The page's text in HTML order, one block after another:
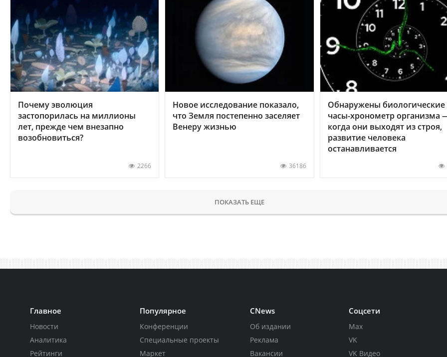
Почему эволюция
застопорилась на миллионы
лет, прежде чем внезапно
возобновиться?
2266
Новое исследование показало,
что Земля постепенно заселяет
Венеру жизнью
36186
Обнаружены биологические
часы-хронометр организма
когда они выходят из строя,
развитие человека
останавливается
ПОКАЗАТЬ ЕЩЕ
Главное
Новости
Аналитика
Рейтинги
Популярное
Конференции
Специальные проекты
Маркет
CNews
Об издании
Реклама
Вакансии
Соцсети
Max
VK
VK Видео